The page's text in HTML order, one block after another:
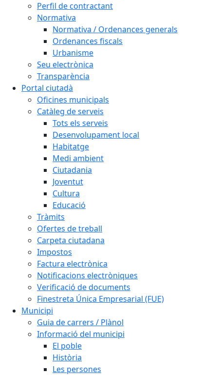
Perfil de contractant
Normativa
Normativa / Ordenances generals
Ordenances fiscals
Urbanisme
Seu electrònica
Transparència
Portal ciutadà
Oficines municipals
Catàleg de serveis
Tots els serveis
Desenvolupament local
Habitatge
Medi ambient
Ciutadania
Joventut
Cultura
Educació
Tràmits
Ofertes de treball
Carpeta ciutadana
Impostos
Factura electrònica
Notificacions electròniques
Verificació de documents
Finestreta Única Empresarial (FUE)
Municipi
Guia de carrers / Plànol
Informació del municipi
El poble
Història
Les persones